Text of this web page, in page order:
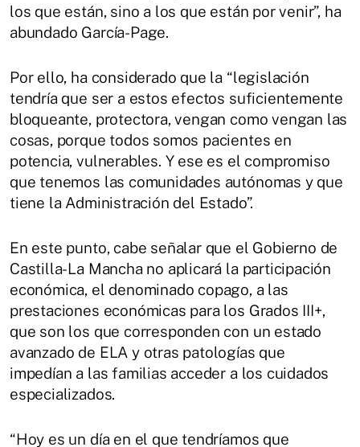
los que están, sino a los que están por venir”, ha
abundado García-Page.
Por ello, ha considerado que la “legislación
tendría que ser a estos efectos suficientemente
bloqueante, protectora, vengan como vengan las
cosas, porque todos somos pacientes en
potencia, vulnerables. Y ese es el compromiso
que tenemos las comunidades autónomas y que
tiene la Administración del Estado”.
En este punto, cabe señalar que el Gobierno de
Castilla-La Mancha no aplicará la participación
económica, el denominado copago, a las
prestaciones económicas para los Grados III+,
que son los que corresponden con un estado
avanzado de ELA y otras patologías que
impedían a las familias acceder a los cuidados
especializados.
“Hoy es un día en el que tendríamos que